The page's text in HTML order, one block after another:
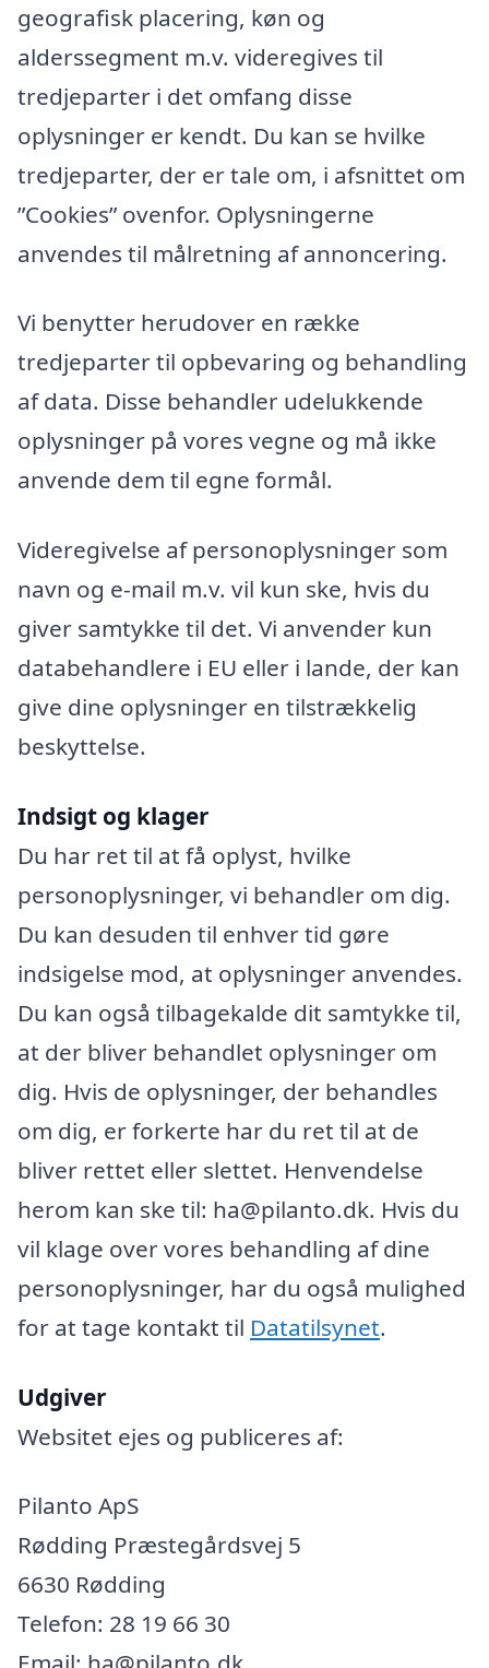
geografisk placering, køn og
alderssegment m.v. videregives til
tredjeparter i det omfang disse
oplysninger er kendt. Du kan se hvilke
tredjeparter, der er tale om, i afsnittet om
”Cookies” ovenfor. Oplysningerne
anvendes til målretning af annoncering.
Vi benytter herudover en række
tredjeparter til opbevaring og behandling
af data. Disse behandler udelukkende
oplysninger på vores vegne og må ikke
anvende dem til egne formål.
Videregivelse af personoplysninger som
navn og e-mail m.v. vil kun ske, hvis du
giver samtykke til det. Vi anvender kun
databehandlere i EU eller i lande, der kan
give dine oplysninger en tilstrækkelig
beskyttelse.
Indsigt og klager
Du har ret til at få oplyst, hvilke
personoplysninger, vi behandler om dig.
Du kan desuden til enhver tid gøre
indsigelse mod, at oplysninger anvendes.
Du kan også tilbagekalde dit samtykke til,
at der bliver behandlet oplysninger om
dig. Hvis de oplysninger, der behandles
om dig, er forkerte har du ret til at de
bliver rettet eller slettet. Henvendelse
herom kan ske til: ha@pilanto.dk. Hvis du
vil klage over vores behandling af dine
personoplysninger, har du også mulighed
for at tage kontakt til Datatilsynet.
Udgiver
Websitet ejes og publiceres af:
Pilanto ApS
Rødding Præstegårdsvej 5
6630 Rødding
Telefon: 28 19 66 30